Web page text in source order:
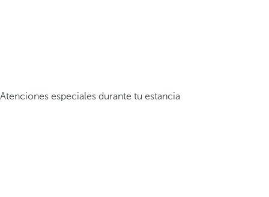
Atenciones especiales durante tu estancia